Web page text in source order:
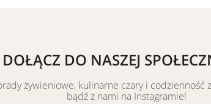
DOŁĄCZ DO NASZEJ
żywieniowe, kulinarne czary i
bądź z nami na Instagramie!